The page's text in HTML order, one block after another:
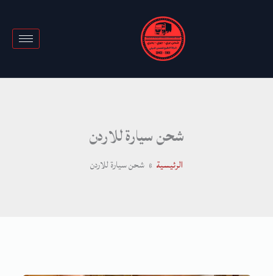
شحن سيارة للاردن
الرئيسية شحن سيارة للاردن